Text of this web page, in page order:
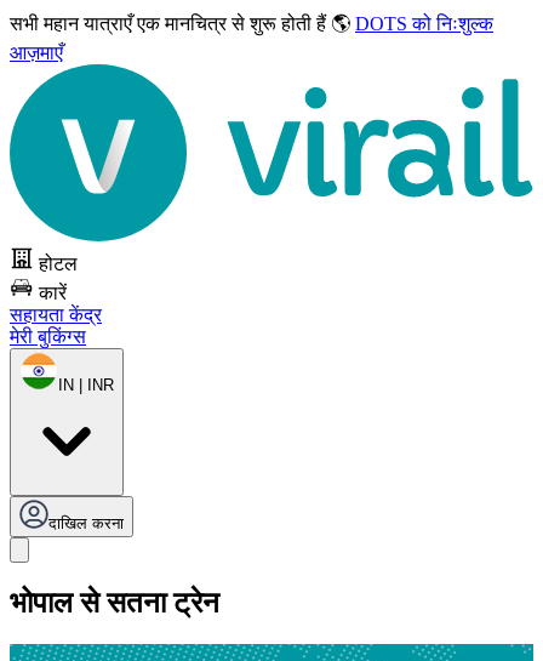
सभी महान यात्राएँएक मानचित्र से शुरू होती हैं 🌎 DOTS को निःशुल्क
आज़माएँ
होटल
कारें
सहायता केंद्र
मेरी बुकिंग्स
IN | INR
दाखिल करना
भोपाल से सतना ट्रेन